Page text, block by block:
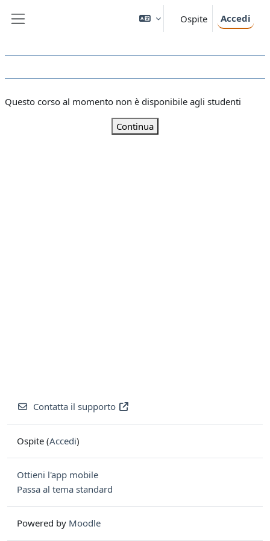
Ospite Accedi
Questo corso al momento non è disponibile agli studenti
Continua
Contatta il supporto
Ospite (Accedi)
Ottieni l'app mobile
Passa al tema standard
Powered by Moodle